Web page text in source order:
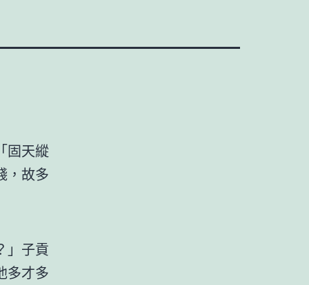
固天縱
，故多
」子貢
多才多